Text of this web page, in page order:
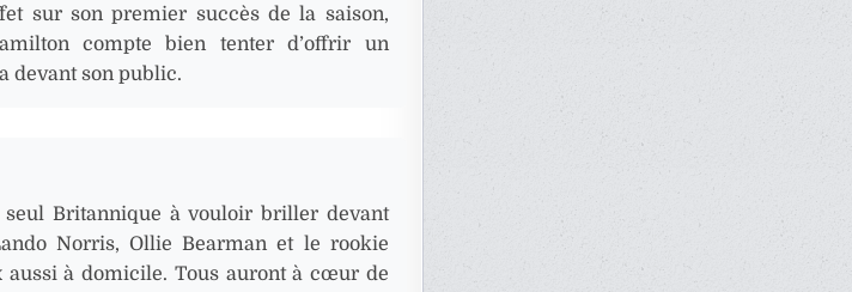
sur son premier succès de la saison,
compte bien tenter d’offrir un
devant son public.
Britannique à vouloir briller devant
Norris, Ollie Bearman et le rookie
à domicile. Tous auront à cœur de